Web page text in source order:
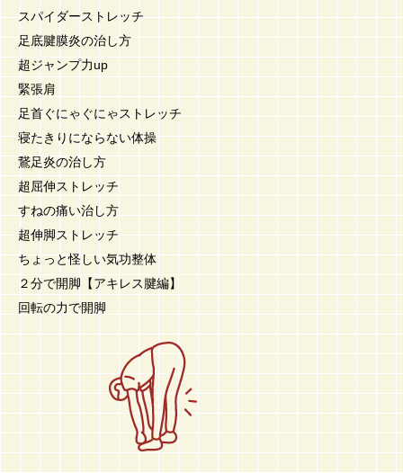
スパイダーストレッチ
足底腱膜炎の治し方
超ジャンプ力up
緊張肩
足首ぐにゃぐにゃストレッチ
寝たきりにならない体操
鵞足炎の治し方
超屈伸ストレッチ
すねの痛い治し方
超伸脚ストレッチ
ちょっと怪しい気功整体
２分で開脚【アキレス腱編】
回転の力で開脚